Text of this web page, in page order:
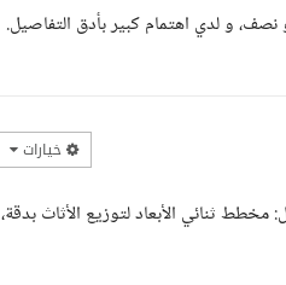
و لدي اهتمام كبير بأدق التفاصيل.
خيارات
بنمط مودرن لغرفة نوم رئيسية (104 م) وصالة صغيرة (63 م)، تشمل: مخطط ثنائي الأبعاد لتوزيع الأثاث بدقة،